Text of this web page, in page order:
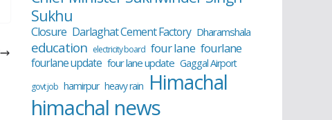
Sukhu
Closure Darlaghat Cement Factory Dharamshala
education electricity board four lane fourlane
fourlane update four lane update Gaggal Airport
govt job hamirpur heavy rain Himachal
himachal news